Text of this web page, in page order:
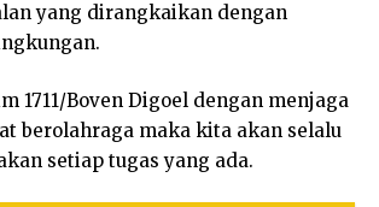
yang dirangkaikan dengan
1711/Boven Digoel dengan menjaga
berolahraga maka kita akan selalu
setiap tugas yang ada.